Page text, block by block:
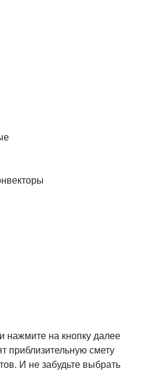
нажмите на кнопку далее
приблизительную смету
И не забудьте выбрать